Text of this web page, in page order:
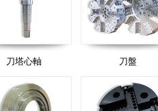
刀塔心軸 刀盤